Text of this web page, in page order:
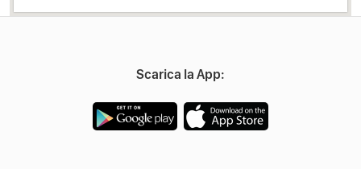
Scarica la App: